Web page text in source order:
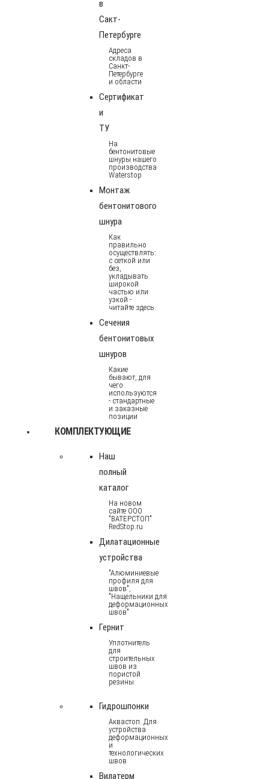
в
Сакт-
Петербурге
Адреса
складов в
Санкт-
Петербурге
и области
Сертификат
и
ТУ
На
бентонитовые
шнуры нашего
производства
Waterstop
Монтаж
бентонитового
шнура
Как
правильно
осуществлять:
с сеткой или
без,
укладывать
широкой
частью или
узкой -
читайте здесь.
Сечения
бентонитовых
шнуров
Какие
бывают, для
чего
используются
- стандартные
и заказные
позиции
КОМПЛЕКТУЮЩИЕ
Наш
полный
каталог
На новом
сайте ООО
"ВАТЕРСТОП"
RedStop.ru
Дилатационные
устройства
"Алюминиевые
профиля для
швов",
"Нащельники для
деформационных
швов"
Гернит
Уплотнитель
для
строительных
швов из
пористой
резины
Гидрошпонки
Аквастоп. Для
устройства
деформационных
и
технологических
швов
Вилатерм